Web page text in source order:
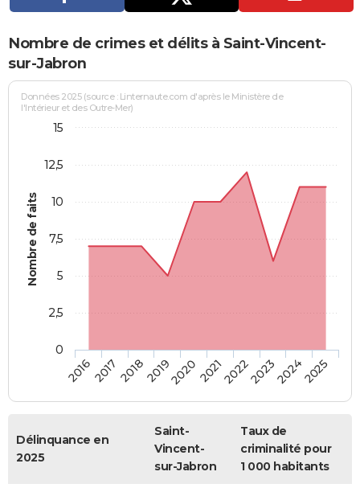
Nombre de crimes et délits à Saint-Vincent-
sur-Jabron
Nombre de faits
Données 2025 (source : Linternaute.com d'après le Ministère de
l'Intérieur et des Outre-Mer)
2016201720182019202020212022202320242025
0
2,5
5
7,5
10
12,5
15
Délinquance en
2025
Saint-
Vincent-
sur-Jabron
Taux de
criminalité pour
1 000 habitants